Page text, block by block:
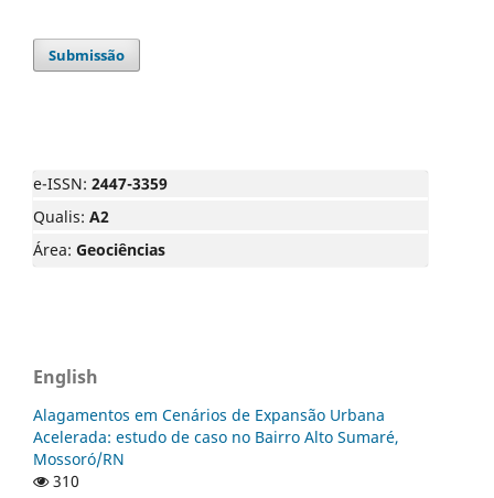
Submissão
e-ISSN: 2447-3359
Qualis: A2
Área: Geociências
English
Alagamentos em Cenários de Expansão Urbana
Acelerada: estudo de caso no Bairro Alto Sumaré,
Mossoró/RN
310